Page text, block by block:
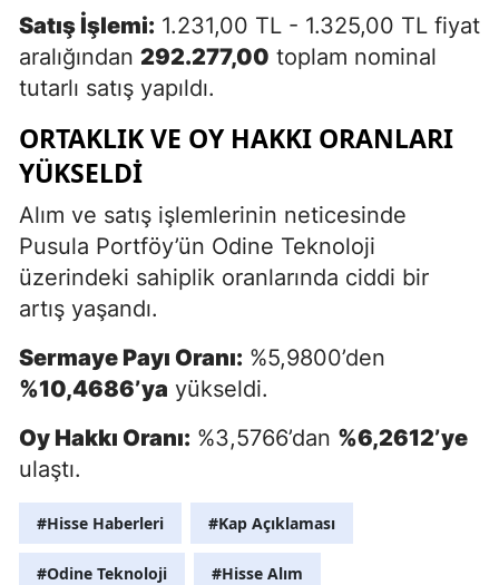
Satış İşlemi: 1.231,00 TL - 1.325,00 TL fiyat
aralığından 292.277,00 toplam nominal
tutarlı satış yapıldı.
ORTAKLIK VE OY HAKKI ORANLARI
YÜKSELDI
Alım ve satış işlemlerinin neticesinde
Pusula Portföy’ün Odine Teknoloji
üzerindeki sahiplik oranlarında ciddi bir
artış yaşandı.
Sermaye Payı Oranı: %5,9800’den
%10,4686’ya yükseldi.
Oy Hakkı Oranı: %3,5766’dan %6,2612’ye
ulaştı.
#Hisse Haberleri #Kap Açıklaması
#Odine Teknoloji #Hisse Alım